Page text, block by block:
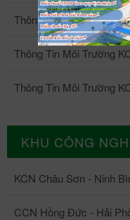
Thông Tin Môi Trường
Thông Tin Môi Trường
Thông Tin Môi Trường
KHU CÔNG
KCN Châu Sơn - Ninh
CCN Hồng Đức - Hải